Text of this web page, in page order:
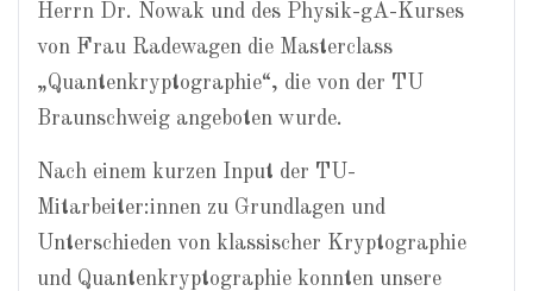
Herrn Dr. Nowak und des Physik-gA-Kurses
von Frau Radewagen die Masterclass
„Quantenkryptographie“, die von der TU
Braunschweig angeboten wurde.
Nach einem kurzen Input der TU-
Mitarbeiter:innen zu Grundlagen und
Unterschieden von klassischer Kryptographie
und Quantenkryptographie konnten unsere